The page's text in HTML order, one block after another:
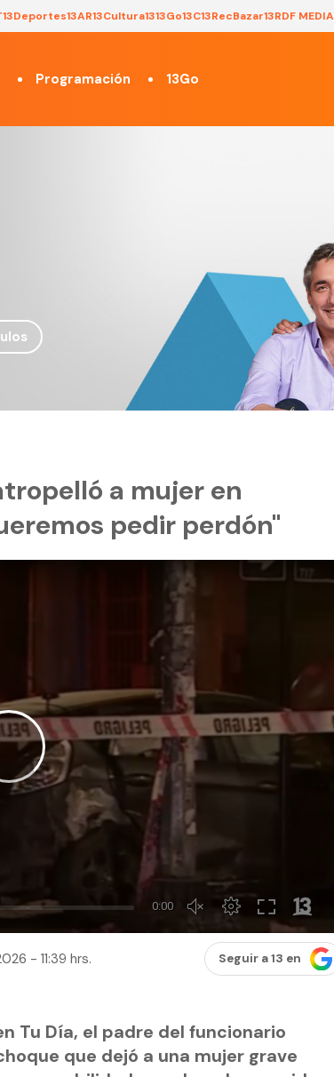
Deportes13AR13Cultura1313Go13C13RecBazar13RDF MEDIA
Programación 13Go
a mujer en
pedir perdón"
- 11:39 hrs. Seguir a 13 en
Tu Día, el padre del funcionario
que dejó a una mujer grave